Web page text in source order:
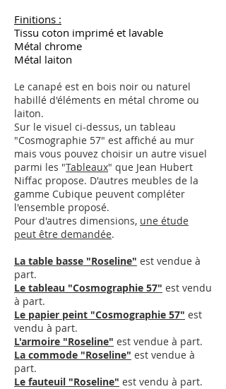
Finitions :
Tissu coton imprimé et lavable
Métal chrome
Métal laiton
Le canapé est en bois noir ou naturel
habillé d'éléments en métal chrome ou
laiton.
Sur le visuel ci-dessus, un tableau
"Cosmographie 57" est affiché au mur
mais vous pouvez choisir un autre visuel
parmi les "Tableaux" que Jean Hubert
Niffac propose. D'autres meubles de la
gamme Cubique peuvent compléter
l'ensemble proposé.
Pour d'autres dimensions, une étude
peut être demandée.
La table basse "Roseline" est vendue à
part.
Le tableau "Cosmographie 57" est vendu
à part.
Le papier peint "Cosmographie 57" est
vendu à part.
L'armoire "Roseline" est vendue à part.
La commode "Roseline" est vendue à
part.
Le fauteuil "Roseline" est vendu à part.